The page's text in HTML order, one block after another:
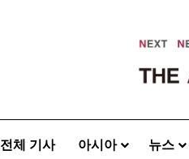
전체 기사 아시아 뉴스